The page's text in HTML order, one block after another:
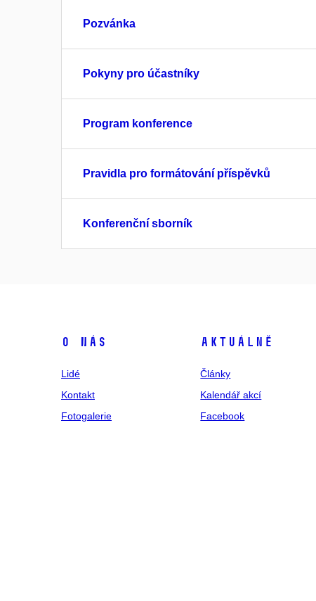
Pozvánka
Pokyny pro účastníky
Program konference
Pravidla pro formátování příspěvků
Konferenční sborník
O nás
Lidé
Kontakt
Fotogalerie
Aktuálně
Články
Kalendář akcí
Facebook